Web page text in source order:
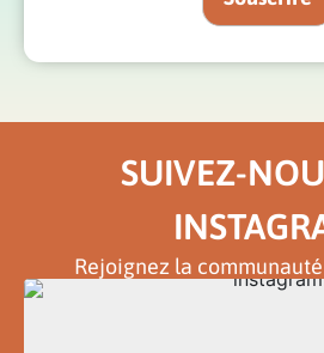
SUIVEZ-
Rejoignez la